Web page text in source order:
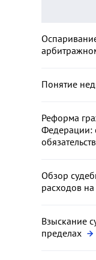
Понятие
Реформа
Федерации:
Обзор
расходов на
Взыскание
пределах